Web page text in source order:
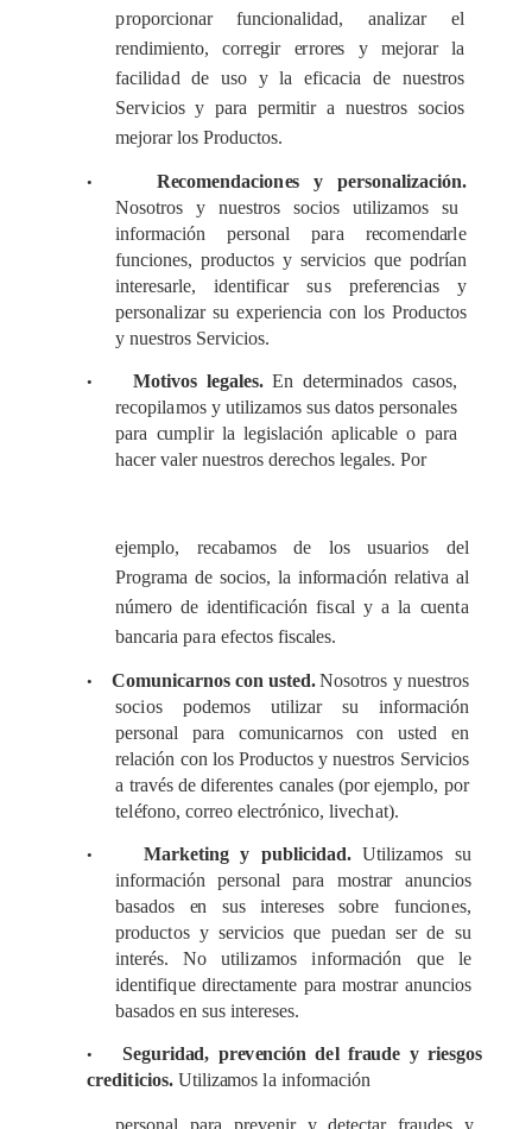
proporcionar funcionalidad, analizar el
rendimiento,corregir errores y mejorar la
facilidad de uso y laeficacia de nuestros
Servicios y para permitir a nuestros socios
mejorar losProductos.
• Recomendaciones y personalización.
Nosotros ynuestros socios utilizamos su
información personal para recomendarle
funciones, productos y servicios que podrían
interesarle, identificar sus preferencias y
personalizar suexperiencia con los Productos
y nuestros Servicios.
• Motivos legales.En determinados casos,
recopilamos y utilizamos sus datos personales
para cumplir la legislaciónaplicable o para
hacer valer nuestrosderechos legales. Por
ejemplo, recabamos de los usuarios del
Programa de socios, la información relativa al
número de identificación fiscal y a la cuenta
bancaria para efectos fiscales.
•Comunicarnoscon usted. Nosotros y nuestros
socios podemos utilizar su información
personal para comunicarnoscon usted en
relación con losProductos y nuestros Servicios
a través de diferentes canales(porejemplo, por
teléfono, correoelectrónico, livechat).
• Marketing y publicidad.Utilizamos su
información personal para mostraranuncios
basados en susintereses sobre funciones,
productos y servicios que puedan ser de su
interés. No utilizamosinformación que le
identifique directamente para mostrar anuncios
basadosen susintereses.
• Seguridad, prevención del fraude y riesgos
crediticios.Utilizamosla información
personal para prevenir y detectar fraudes y